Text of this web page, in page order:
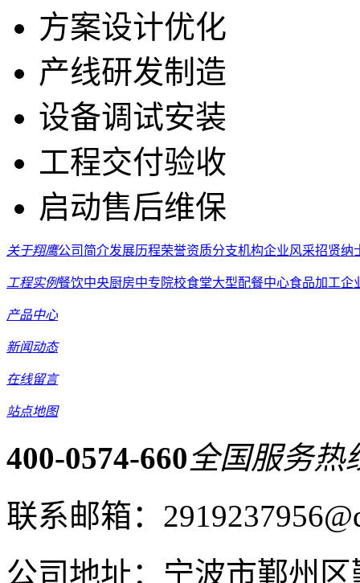
方案设计优化
产线研发制造
设备调试安装
工程交付验收
启动售后维保
关于翔鹰公司简介发展历程荣誉资质分支机构企业风采招贤纳
工程实例餐饮中央厨房中专院校食堂大型配餐中心食品加工企
产品中心
新闻动态
在线留言
站点地图
400-0574-660全国服务热
联系邮箱：
公司地址：宁波市鄞州